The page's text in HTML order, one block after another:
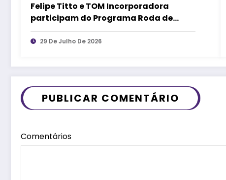
Felipe Titto e TOM Incorporadora
participam do Programa Roda de
Negócios
29 De Julho De 2026
PUBLICAR COMENTÁRIO
Comentários